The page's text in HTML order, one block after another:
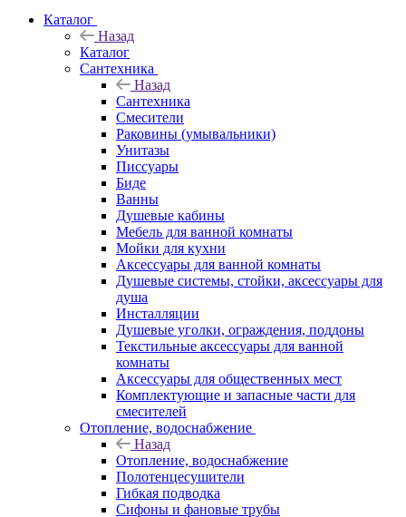
Каталог
Назад
Каталог
Сантехника
Назад
Сантехника
Смесители
Раковины (умывальники)
Унитазы
Писсуары
Биде
Ванны
Душевые кабины
Мебель для ванной комнаты
Мойки для кухни
Аксессуары для ванной комнаты
Душевые системы, стойки, аксессуары для
душа
Инсталляции
Душевые уголки, ограждения, поддоны
Текстильные аксессуары для ванной
комнаты
Аксессуары для общественных мест
Комплектующие и запасные части для
смесителей
Отопление, водоснабжение
Назад
Отопление, водоснабжение
Полотенцесушители
Гибкая подводка
Сифоны и фановые трубы